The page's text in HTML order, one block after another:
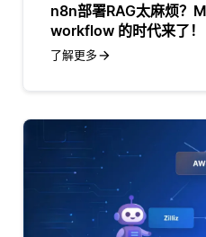
n8n部署RAG太麻烦？
workflow 的时代来了！
了解更多